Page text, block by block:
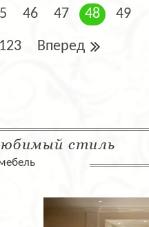
46 47 48 49
123 Вперед
стиль